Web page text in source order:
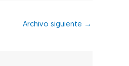
Archivo siguiente →